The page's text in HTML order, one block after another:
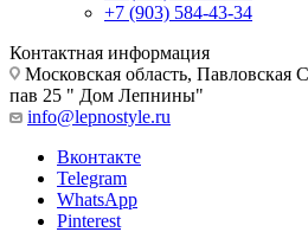
+7 (903) 584-43-34
Контактная информация
Московская область, Павловская
пав 25 " Дом Лепнины"
info@lepnostyle.ru
Вконтакте
Telegram
WhatsApp
Pinterest